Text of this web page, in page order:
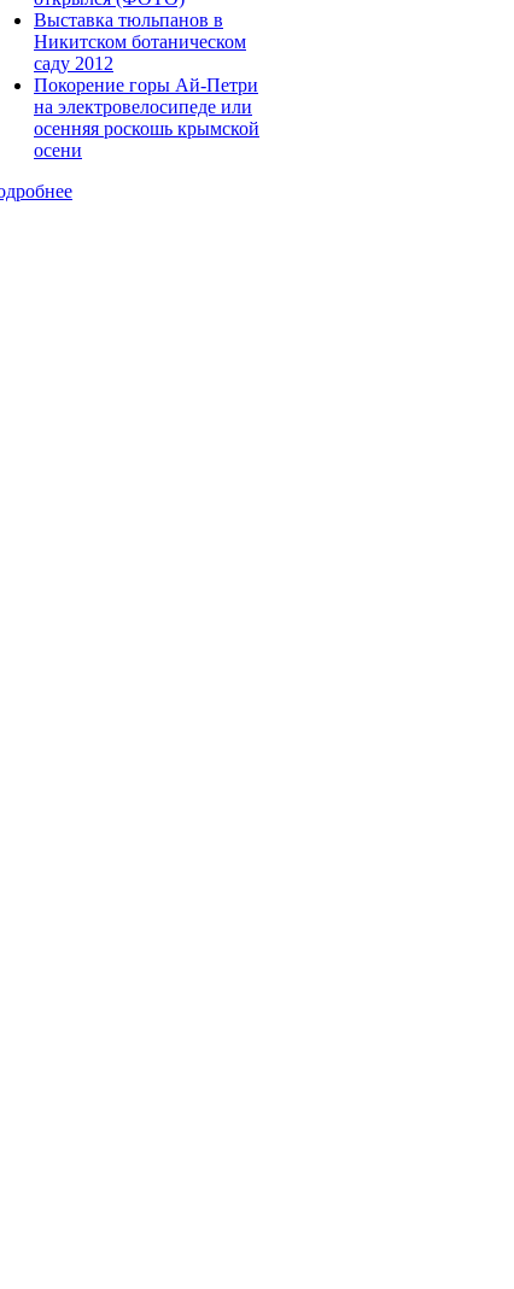
Выставка тюльпанов в
Никитском ботаническом
саду 2012
Покорение горы Ай-Петри
на электровелосипеде или
осенняя роскошь крымской
осени